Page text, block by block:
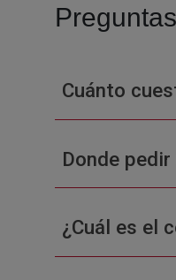
Cuánto
Donde
¿Cuál es el